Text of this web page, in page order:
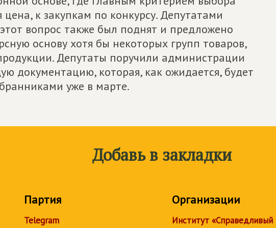
цена, к закупкам по конкурсу. Депутатами
вопрос также был поднят и предложено
основу хотя бы некоторых групп товаров,
Депутаты поручили администрации
документацию, которая, как ожидается, будет
уже в марте.
Добавь в закладки
Партия
Telegram
Организации
Институт «Справедливый